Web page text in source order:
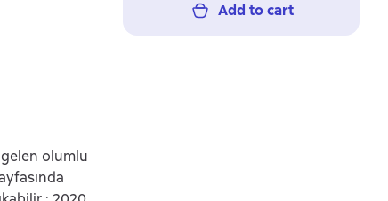
Add to cart
olumlu